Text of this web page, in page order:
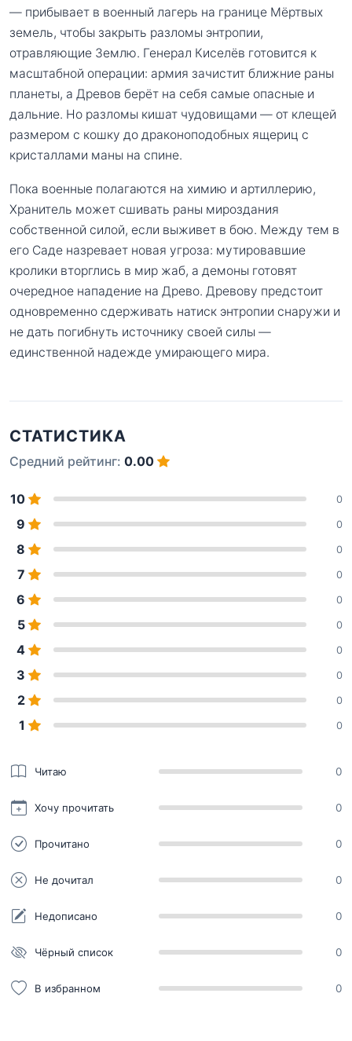
— прибывает в военный лагерь на границе Мёртвых
земель, чтобы закрыть разломы энтропии,
отравляющие Землю. Генерал Киселёв готовится к
масштабной операции: армия зачистит ближние раны
планеты, а Древов берёт на себя самые опасные и
дальние. Но разломы кишат чудовищами — от клещей
размером с кошку до драконоподобных ящериц с
кристаллами маны на спине.
Пока военные полагаются на химию и артиллерию,
Хранитель может сшивать раны мироздания
собственной силой, если выживет в бою. Между тем в
его Саде назревает новая угроза: мутировавшие
кролики вторглись в мир жаб, а демоны готовят
очередное нападение на Древо. Древову предстоит
одновременно сдерживать натиск энтропии снаружи и
не дать погибнуть источнику своей силы —
единственной надежде умирающего мира.
СТАТИСТИКА
Средний рейтинг: 0.00
10 0
9 0
8 0
7 0
6 0
5 0
4 0
3 0
2 0
1 0
Читаю 0
Хочу прочитать 0
Прочитано 0
Не дочитал 0
Недописано 0
Чёрный список 0
В избранном 0